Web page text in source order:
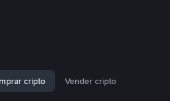
cripto Vender cripto